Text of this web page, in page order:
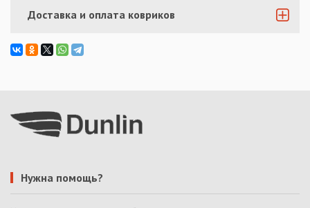
Доставка и оплата ковриков
Нужна помощь?